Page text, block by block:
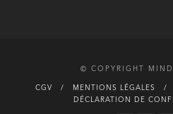
© COPYRIGHT MIND
CGV MENTIONS LÉGALES
DÉCLARATION DE